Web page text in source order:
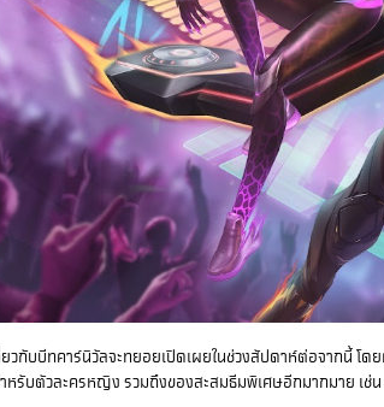
วกับบีทคาร์นิวัลจะทยอยเปิดเผยในช่วงสัปดาห์ต่อจากนี้ โด
หรับตัวละครหญิง รวมถึงของสะสมธีมพิเศษอีกมากมาย เ